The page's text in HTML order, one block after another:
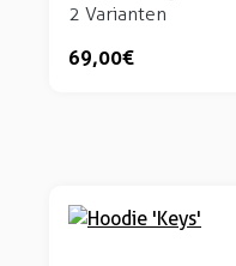
2 Varianten
69,00 €